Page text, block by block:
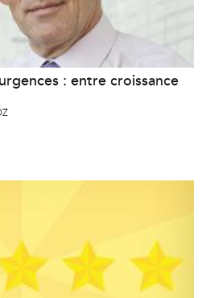
: entre croissance